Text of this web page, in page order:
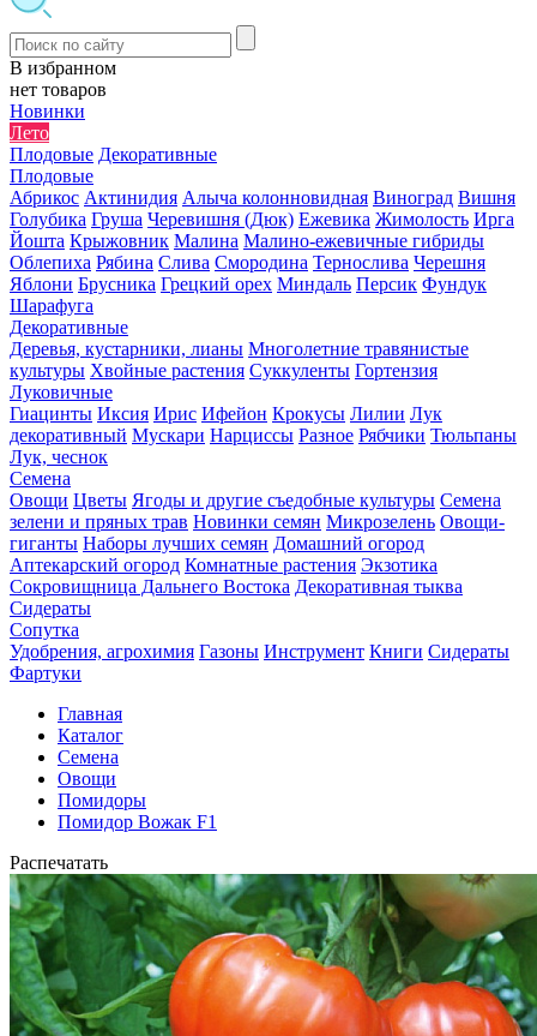
В избранном
нет товаров
Новинки
Лето
Плодовые Декоративные
Плодовые
Абрикос Актинидия Алыча колонновидная Виноград Вишня
Голубика Груша Черевишня (Дюк) Ежевика Жимолость Ирга
Йошта Крыжовник Малина Малино-ежевичные гибриды
Облепиха Рябина Слива Смородина Тернослива Черешня
Яблони Брусника Грецкий орех Миндаль Персик Фундук
Шарафуга
Декоративные
Деревья, кустарники, лианы Многолетние травянистые
культуры Хвойные растения Суккуленты Гортензия
Луковичные
Гиацинты Иксия Ирис Ифейон Крокусы Лилии Лук
декоративный Мускари Нарциссы Разное Рябчики Тюльпаны
Лук, чеснок
Семена
Овощи Цветы Ягоды и другие съедобные культуры Семена
зелени и пряных трав Новинки семян Микрозелень Овощи-
гиганты Наборы лучших семян Домашний огород
Аптекарский огород Комнатные растения Экзотика
Сокровищница Дальнего Востока Декоративная тыква
Сидераты
Сопутка
Удобрения, агрохимия Газоны Инструмент Книги Сидераты
Фартуки
Главная
Каталог
Семена
Овощи
Помидоры
Помидор Вожак F1
Распечатать